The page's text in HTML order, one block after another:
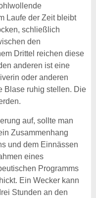
Laufe der Zeit bleibt
schließlich
den
Drittel reichen diese
anderen ist eine
oder anderen
Blase ruhig stellen. Die
auf, sollte man
Zusammenhang
und dem Einnässen
eines
Programms
Ein Wecker kann
Stunden an den